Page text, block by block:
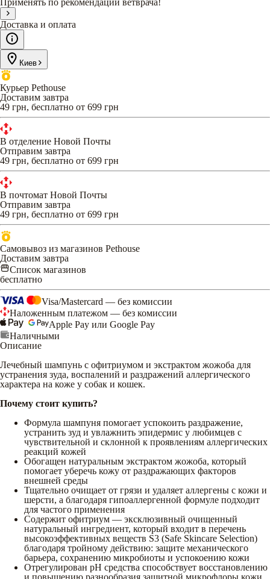
Доставка и оплата
Киев
Курьер Pethouse
Доставим завтра
49 грн, бесплатно от 699 грн
В отделение Новой Почты
Отправим завтра
49 грн, бесплатно от 699 грн
В почтомат Новой Почты
Отправим завтра
49 грн, бесплатно от 699 грн
Самовывоз из магазинов Pethouse
Доставим завтра
Список магазинов
бесплатно
Visa/Mastercard — без комиссии
Наложенным платежом — без комиссии
Apple Pay или Google Pay
Наличными
Описание
Лечебный шампунь с офитриумом и экстрактом жожоба для
устранения зуда, воспалений и раздражений аллергического
характера на коже у собак и кошек.
Почему стоит купить?
Формула шампуня помогает успокоить раздражение,
устранить зуд и увлажнить эпидермис у любимцев с
чувствительной и склонной к проявлениям аллергических
реакций кожей
Обогащен натуральным экстрактом жожоба, который
помогает уберечь кожу от раздражающих факторов
внешней среды
Тщательно очищает от грязи и удаляет аллергены с кожи и
шерсти, а благодаря гипоаллергенной формуле подходит
для частого применения
Содержит офитриум — эксклюзивный очищенный
натуральный ингредиент, который входит в перечень
высокоэффективных веществ S3 (Safe Skincare Selection)
благодаря тройному действию: защите механического
барьера, сохранению микробиоты и успокоению кожи
Отрегулирован pH средства способствует восстановлению
и повышению разнообразия защитной микрофлоры кожи